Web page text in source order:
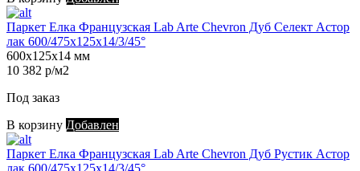
Паркет Елка Французская Lab Arte Chevron Дуб Селект Астор
лак 600/475х125х14/3/45°
600х125х14 мм
10 382 р/м2
Под заказ
В корзину Добавлен
Паркет Елка Французская Lab Arte Chevron Дуб Рустик Астор